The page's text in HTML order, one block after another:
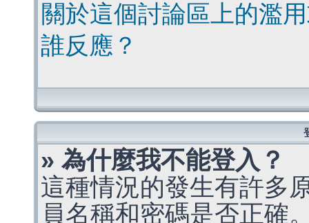
關於這個討論區上的濫
誰反應？
» 為什麼我不能登入？
這種情況的發生有許多
員名稱和密碼是否正確